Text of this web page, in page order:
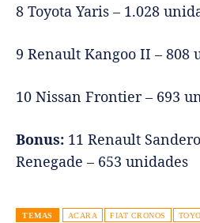
8 Toyota Yaris – 1.028
9 Renault Kangoo II – 808
10 Nissan Frontier – 693
Bonus: 11 Renault
Renegade – 653 unidades
TEMAS ACARA FIAT CRONOS